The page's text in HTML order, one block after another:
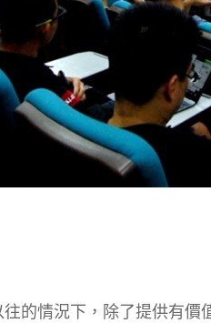
的情況下，除了提供有